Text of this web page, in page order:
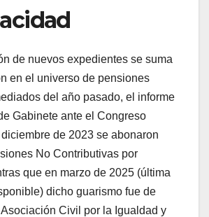
de nuevos expedientes se suma
en el universo de pensiones
del año pasado, el informe
Gabinete ante el Congreso
diciembre de 2023 se abonaron
No Contributivas por
que en marzo de 2025 (última
dicho guarismo fue de
Asociación Civil por la Igualdad y